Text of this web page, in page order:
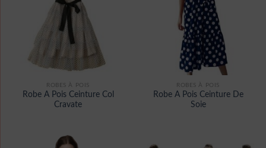
ROBES À POIS
Robe A Pois Ceinture Col
Cravate
ROBES À POIS
Robe A Pois Ceinture De
Soie